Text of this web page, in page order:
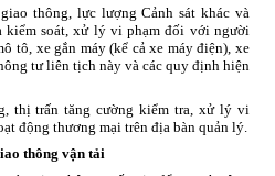
thông, lực lượng Cảnh sát khác và
kiểm soát, xử lý vi phạm đối với người
tô, xe gắn máy (kể cả xe máy điện), xe
tư liên tịch này và các quy định hiện
thị trấn tăng cường kiểm tra, xử lý vi
động thương mại trên địa bàn quản lý.
thông vận tải